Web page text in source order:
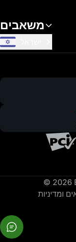
משאבים
ומדיניות